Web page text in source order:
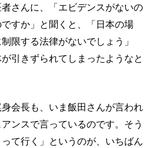
さんに、「エビデンスがないの
すか」と聞くと、「日本の場
限する法律がないでしょう」
引きずられてしまったようなと
会長も、いま飯田さんが言われ
ンスで言っているのです。そう
て行く」というのが、いちばん